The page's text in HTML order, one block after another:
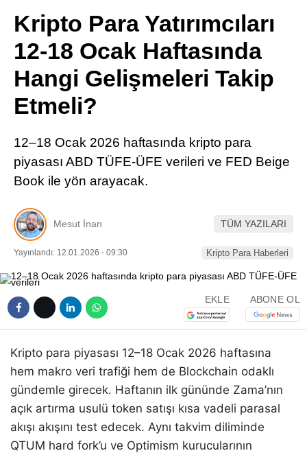
Youtube
TikTok
Kripto Para Yatırımcıları
12-18 Ocak Haftasında
Hangi Gelişmeleri Takip
Etmeli?
12–18 Ocak 2026 haftasında kripto para
piyasası ABD TÜFE-ÜFE verileri ve FED Beige
Book ile yön arayacak.
Mesut İnan TÜM YAZILARI
Yayınlandı: 12.01.2026 - 09:30 Kripto Para Haberleri
EKLE ABONE OL
Kripto para piyasası 12–18 Ocak 2026 haftasına
hem makro veri trafiği hem de Blockchain odaklı
gündemle girecek. Haftanın ilk gününde Zama’nın
açık artırma usulü token satışı kısa vadeli parasal
akışı akışını test edecek. Aynı takvim diliminde
QTUM hard fork’u ve Optimism kurucularının